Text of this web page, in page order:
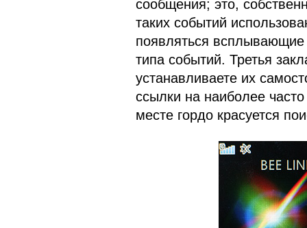
сообщения; это,
таких событий
появляться
типа событий. Третья
устанавливаете их
ссылки на наиболее
месте гордо красуется